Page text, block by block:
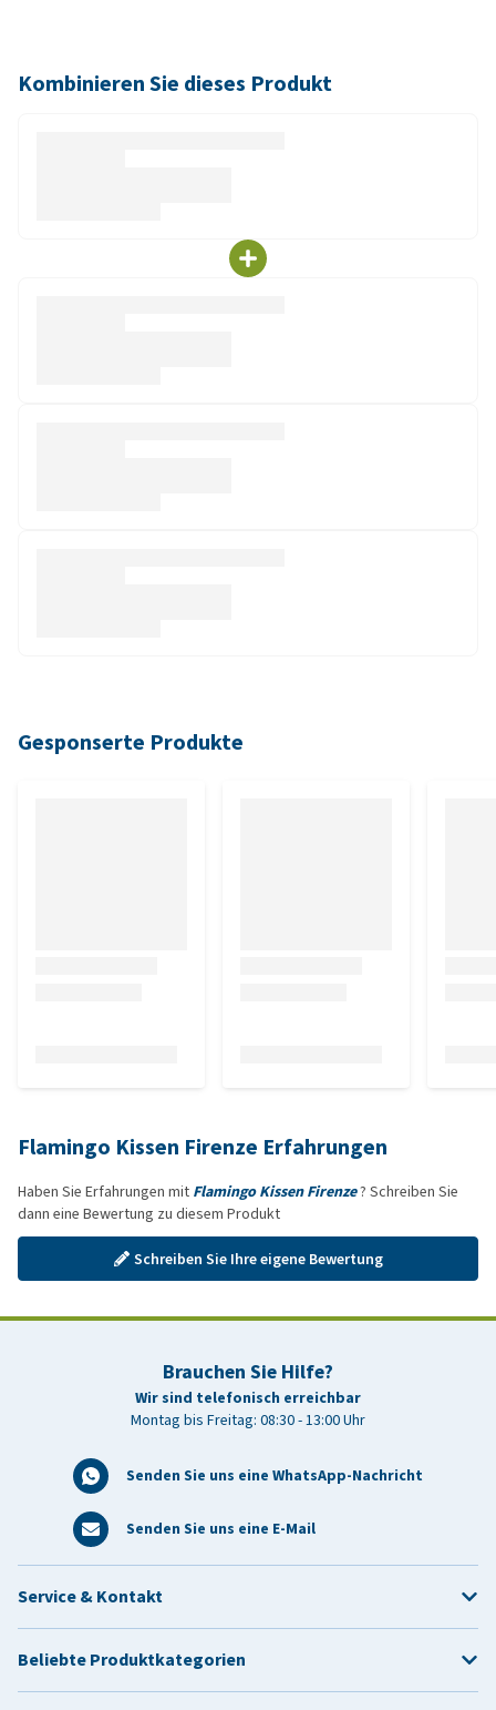
Kombinieren Sie dieses Produkt
Gesponserte Produkte
Flamingo Kissen Firenze Erfahrungen
Haben Sie Erfahrungen mit Flamingo Kissen Firenze? Schreiben Sie
dann eine Bewertung zu diesem Produkt
Schreiben Sie Ihre eigene Bewertung
Brauchen Sie Hilfe?
Wir sind telefonisch erreichbar
Montag bis Freitag: 08:30 - 13:00 Uhr
Senden Sie uns eine WhatsApp-Nachricht
Senden Sie uns eine E-Mail
Service & Kontakt
Beliebte Produktkategorien